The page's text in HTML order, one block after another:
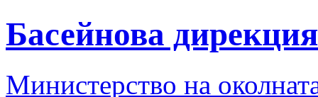
Басейнова
Министерство на